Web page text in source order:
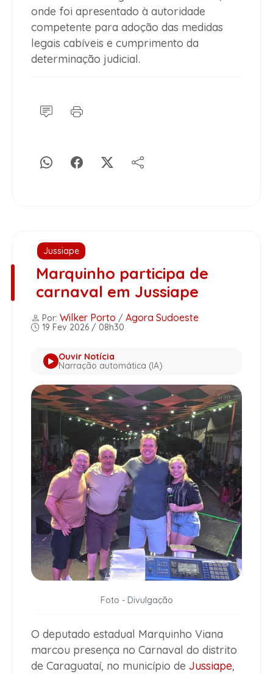
onde foi apresentado à autoridade
competente para adoção das medidas
legais cabíveis e cumprimento da
determinação judicial.
Jussiape
Marquinho participa de
carnaval em Jussiape
Por: Wilker Porto / Agora Sudoeste
19 Fev 2026 / 08h30
Ouvir Notícia
Narração automática (IA)
Foto - Divulgação
O deputado estadual Marquinho Viana
marcou presença no Carnaval do distrito
de Caraguataí, no município de Jussiape,